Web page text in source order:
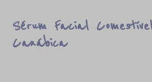
Sérum Facial
Canábica